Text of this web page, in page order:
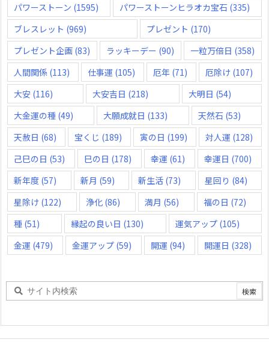
パワーストーン (1595) パワーストーンヒラオカ宝石 (335)
ブレスレット (969) プレゼント (170)
プレゼント企画 (83) ラッキーデー (90) 一粒万倍日 (358)
人間関係 (113) 仕事運 (105) 厄年 (71) 厄除け (107)
大安 (116) 大安吉日 (218) 大明日 (54)
大金運の種 (49) 大願成就日 (133) 天然石 (53)
天赦日 (68) 宝くじ (189) 寅の日 (199) 対人運 (128)
己巳の日 (53) 巳の日 (178) 幸運 (61) 幸運日 (700)
新年度 (57) 新月 (59) 新生活 (73) 星回り (84)
星除け (122) 浄化 (86) 満月 (56) 福の日 (72)
種 (51) 縁起の良い日 (130) 運気アップ(105)
金運 (479) 金運アップ (59) 開運 (94) 開運日 (328)